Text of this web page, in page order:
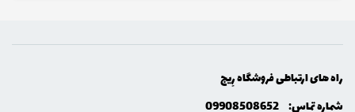
راه های ارتباطی فروشگاه رِيج
شماره تماس: 09908508652